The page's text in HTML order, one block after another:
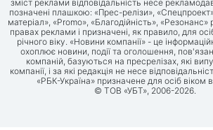
зміст реклами відповідальність несе
позначені плашкою: «Прес-релізи»,
матеріал», «Promo», «Благодійність»,
правах реклами і призначені, як правило, для
річного віку. «Новини компанії» - це
охоплює новини, події та оголошення,
компаній, базуються на пресрелізах, які
компанії, і за які редакція не несе
«РБК-Україна» призначене для осіб віком
© ТОВ «УБТ», 2006-2026.